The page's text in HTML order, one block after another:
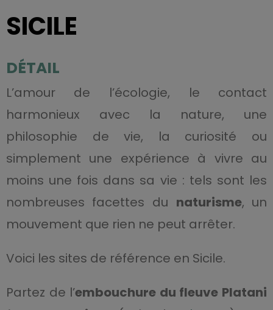
SICILE
DÉTAIL
L’amour de l’écologie, le contact
harmonieux avec la nature, une
philosophie de vie, la curiosité ou
simplement une expérience à vivre au
moins une fois dans sa vie : tels sont les
nombreuses facettes du naturisme, un
mouvement que rien ne peut arrêter.
Voici les sites de référence en Sicile.
Partez de l’embouchure du fleuve Platani